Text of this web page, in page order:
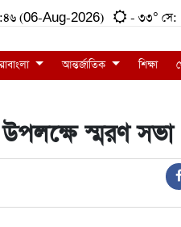
(06-Aug-2026) - ৩৩° সে:
আন্তর্জাতিক শিক্ষা
উপলক্ষে স্মরণ সভা